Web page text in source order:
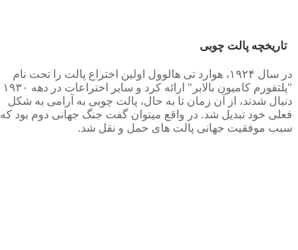
تاریخچه پالت چوبی
در سال ۱۹۲۴، هوارد تی هالوول اولین اختراع پالت را تحت نام
"پلتفورم کامیون بالابر" ارائه کرد و سایر اختراعات در دهه ۱۹۳۰
دنبال شدند، از آن زمان تا به حال، پالت چوبی به آرامی به شکل
فعلی خود تبدیل شد. در واقع میتوان گفت جنگ جهانی دوم بود که
سبب موفقیت جهانی پالت های حمل و نقل شد.